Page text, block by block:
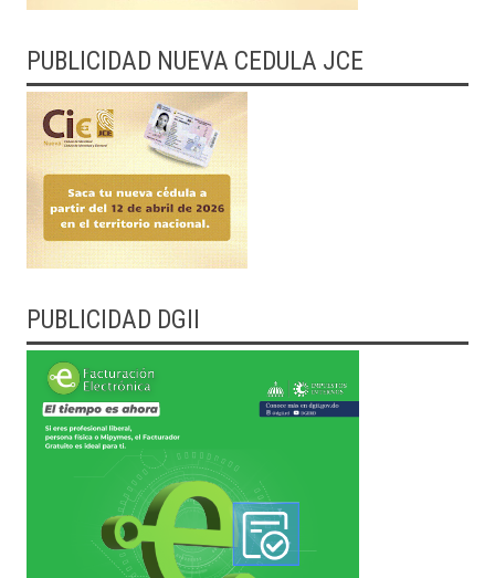
PUBLICIDAD NUEVA CEDULA JCE
PUBLICIDAD DGII